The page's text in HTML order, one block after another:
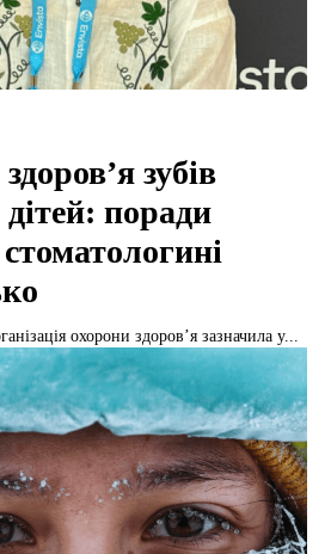
зубів
поради
охорони здоров’я зазначила у...